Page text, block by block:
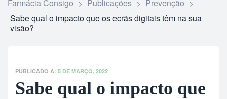
Farmácia Consigo > Publicações > Prevenção >
Sabe qual o impacto que os ecrãs digitais têm na sua
visão?
PUBLICADO A: 5 DE MARÇO, 2022
Sabe qual o impacto que